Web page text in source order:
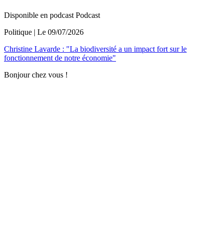
Disponible en podcast Podcast
Politique | Le 09/07/2026
Christine Lavarde : "La biodiversité a un impact fort sur le
fonctionnement de notre économie"
Bonjour chez vous !